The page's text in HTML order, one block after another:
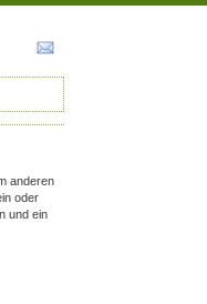
anderen
oder
und ein